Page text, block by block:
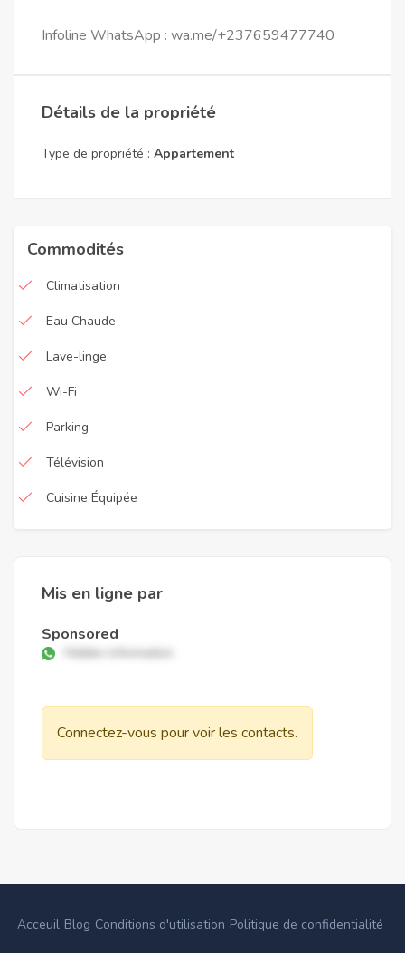
Infoline WhatsApp : wa.me/+237659477740
Détails de la propriété
Type de propriété : Appartement
Commodités
Climatisation
Eau Chaude
Lave-linge
Wi-Fi
Parking
Télévision
Cuisine Équipée
Mis en ligne par
Sponsored
Hidden information
Connectez-vous pour voir les contacts.
Acceuil Blog Conditions d'utilisation Politique de confidentialité